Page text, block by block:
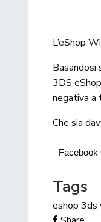
L’eShop
Basandosi
3DS
negativa a
Che sia
Facebook
Tags
eshop 3ds